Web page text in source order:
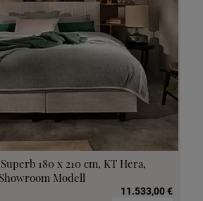
180 x 210 cm, KT Hera,
Modell
11.533,00 €